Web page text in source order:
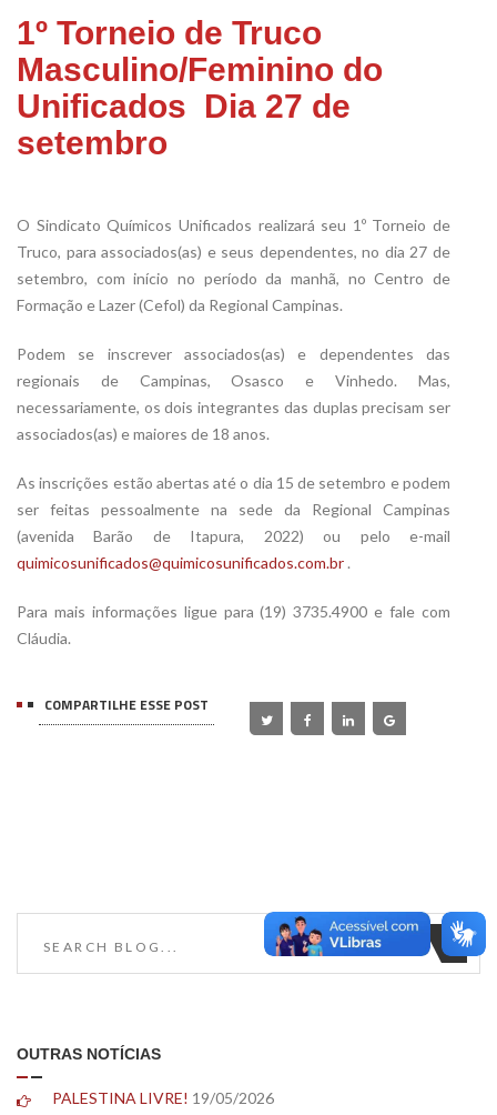
1º Torneio de Truco
Masculino/Feminino do
Unificados  Dia 27 de
setembro
O Sindicato Químicos Unificados realizará seu 1º Torneio de
Truco, para associados(as) e seus dependentes, no dia 27 de
setembro, com início no período da manhã, no Centro de
Formação e Lazer (Cefol) da Regional Campinas.
Podem se inscrever associados(as) e dependentes das
regionais de Campinas, Osasco e Vinhedo. Mas,
necessariamente, os dois integrantes das duplas precisam ser
associados(as) e maiores de 18 anos.
As inscrições estão abertas até o dia 15 de setembro e podem
ser feitas pessoalmente na sede da Regional Campinas
(avenida Barão de Itapura, 2022) ou pelo e-mail
quimicosunificados@quimicosunificados.com.br .
Para mais informações ligue para (19) 3735.4900 e fale com
Cláudia.
COMPARTILHE ESSE POST
OUTRAS NOTÍCIAS
PALESTINA LIVRE! 19/05/2026